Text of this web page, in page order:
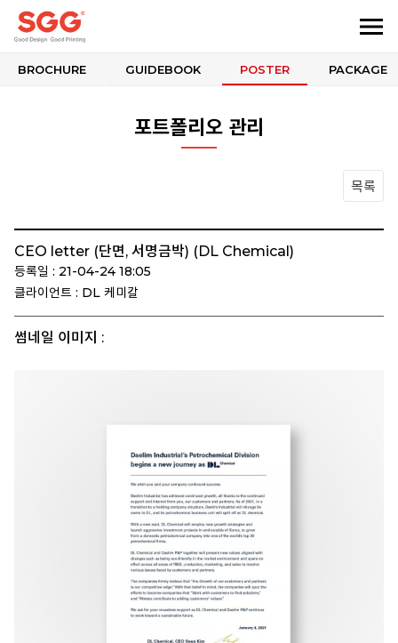
BROCHURE GUIDEBOOK POSTER PACKAGE
포트폴리오 관리
목록
CEO letter (단면, 서명금박) (DL Chemical)
등록일 : 21-04-24 18:05
클라이언트 : DL 케미칼
썸네일 이미지 :